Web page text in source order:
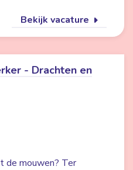
Bekijk vacature
- Drachten en
de mouwen? Ter